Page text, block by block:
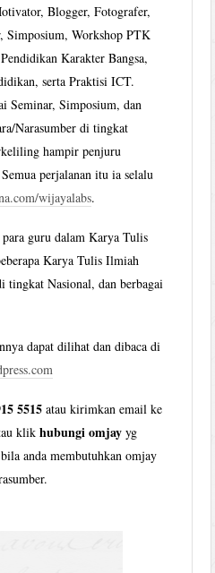
Blogger, Fotografer,
Simposium, Workshop PTK
Karakter Bangsa,
serta Praktisi ICT.
Seminar, Simposium, dan
Narasumber di tingkat
hampir penjuru
perjalanan itu ia selalu
wijayalabs.
guru dalam Karya Tulis
Karya Tulis Ilmiah
tingkat Nasional, dan berbagai
dapat dilihat dan dibaca di
5515 atau kirimkan email ke
klikhubungi omjay yg
anda membutuhkan omjay